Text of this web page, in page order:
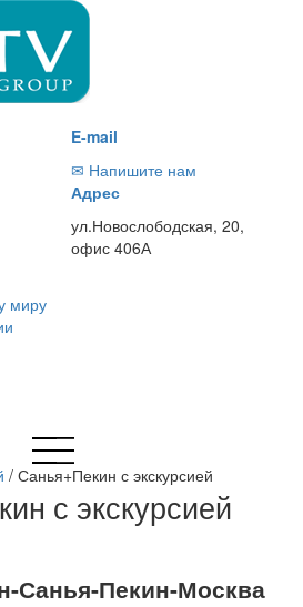
E-mail
✉ Напишите нам
Адрес
ул.Новослободская, 20,
офис 406А
миру
/ Санья+Пекин с экскурсией
с экскурсией
Санья-Пекин-Москва